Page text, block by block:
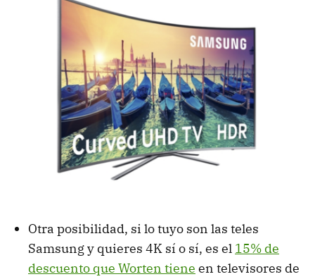
Otra posibilidad, si lo tuyo son las teles
Samsung y quieres 4K sí o sí, es el 15% de
descuento que Worten tiene en televisores de